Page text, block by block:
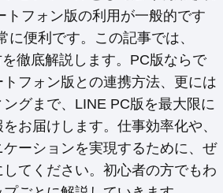
トフォン版の利用が一般的です
に便利です。この記事では、
徹底解説します。PC版ならで
フォン版との連携方法、更には
ングまで、LINE PC版を最大限に
お届けします。仕事効率化や、
ーションを実現するために、ぜ
てください。初心者の方でもわ